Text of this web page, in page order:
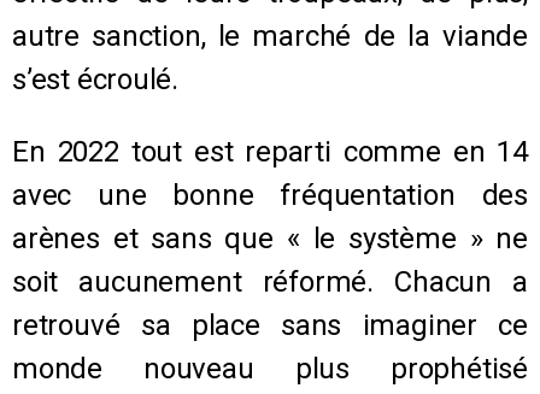
autre sanction, le marché de la viande
s’est écroulé.
En 2022 tout est reparti comme en 14
avec une bonne fréquentation des
arènes et sans que « le système » ne
soit aucunement réformé. Chacun a
retrouvé sa place sans imaginer ce
monde nouveau plus prophétisé